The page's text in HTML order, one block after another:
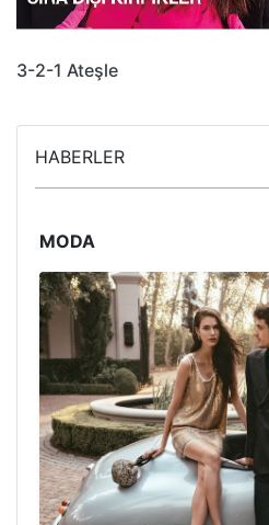
3-2-1 Ateşle
HABERLER
MODA